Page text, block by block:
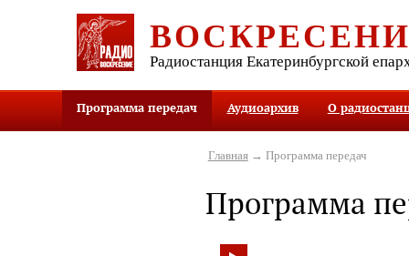
Радиостанция Екатеринбургской
Программа передач Аудиоархив О
Главная→ Программа передач
Программа